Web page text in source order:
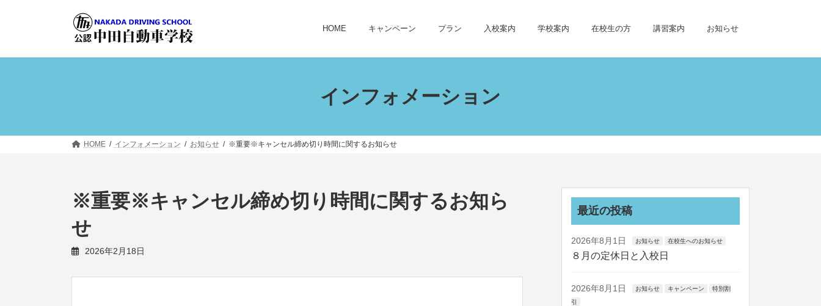
ツ
シ
HOME キャンペーン プラン 入校案内 学校案内 在校生の方 講習案内 お知らせ
インフォメーション
HOME インフォメーション お知らせ ※重要※キャンセル締め切り時間に関するお知らせ
※重要※キャンセル締め切り時間に関するお知ら
せ
2026年2月18日
最近の投稿
2026年8月1日 お知らせ 在校生へのお知らせ
８月の定休日と入校日
2026年8月1日 お知らせ キャンペーン
特別割
引